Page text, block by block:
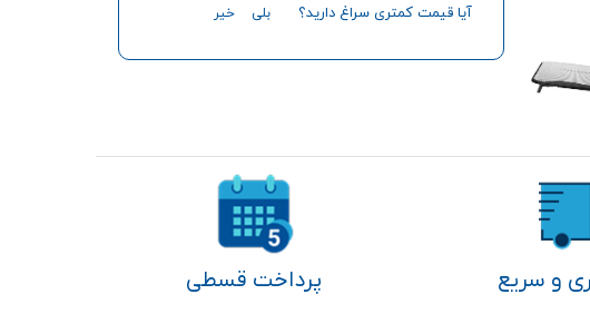
آیا قیمت کمتری سراغ دارید؟ بلی خیر
و سریع پرداخت قسطی